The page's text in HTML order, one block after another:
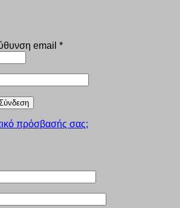
email *Απαιτείται
πρόσβασής σας;